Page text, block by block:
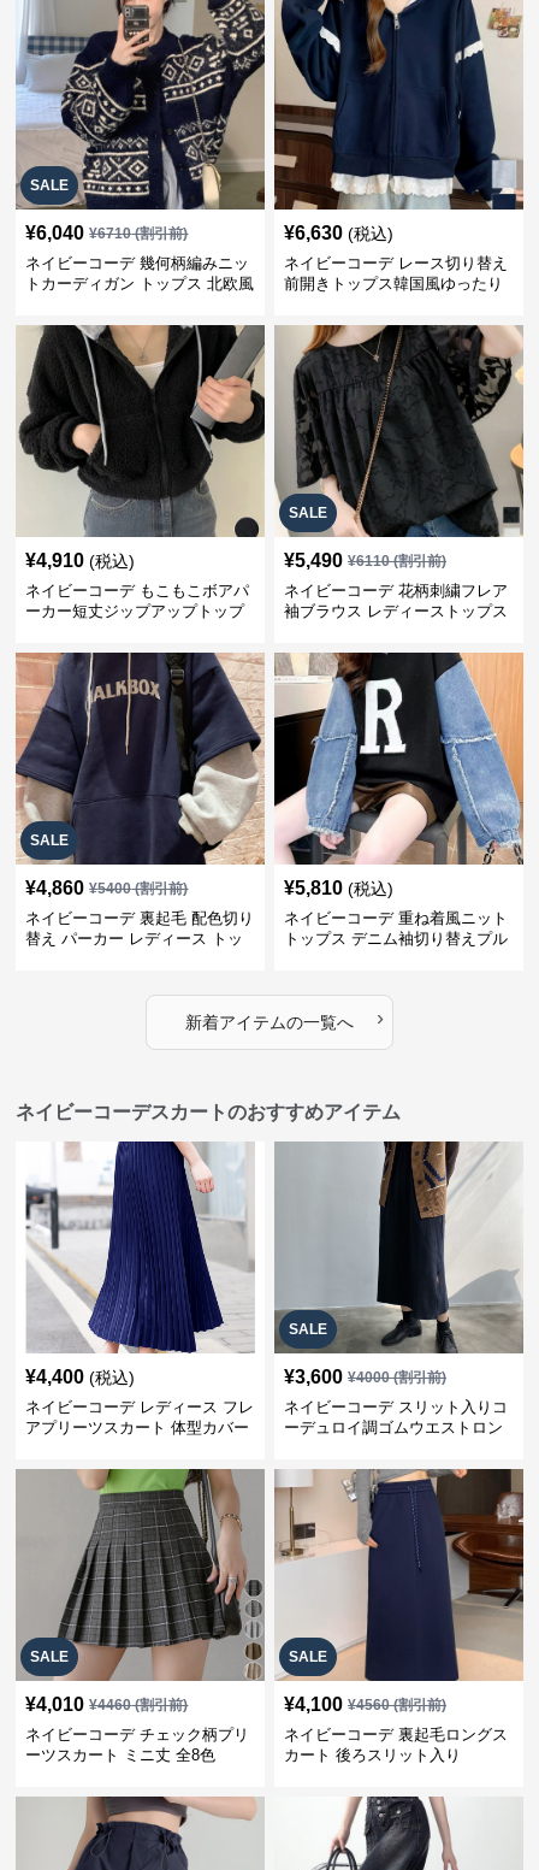
SALE
¥6,040 ¥6710(割引前)
ネイビーコーデ 幾何柄編みニッ
トカーディガン トップス 北欧風
¥6,630 (税込)
ネイビーコーデ レース切り替え
前開きトップス韓国風ゆったり
¥4,910 (税込)
ネイビーコーデ もこもこボアパ
ーカー短丈ジップアップトップ
SALE
¥5,490 ¥6110(割引前)
ネイビーコーデ 花柄刺繍フレア
袖ブラウス レディーストップス
SALE
¥4,860 ¥5400(割引前)
ネイビーコーデ 裏起毛 配色切り
替え パーカー レディース トッ
¥5,810 (税込)
ネイビーコーデ 重ね着風ニット
トップス デニム袖切り替えプル
新着アイテムの一覧へ ›
ネイビーコーデスカートのおすすめアイテム
¥4,400 (税込)
ネイビーコーデ レディース フレ
アプリーツスカート 体型カバー
ト
SALE
¥3,600 ¥4000(割引前)
ネイビーコーデ スリット入りコ
ーデュロイ調ゴムウエストロン
SALE
¥4,010 ¥4460(割引前)
ネイビーコーデ チェック柄プリ
ーツスカート ミニ丈 全8色
SALE
¥4,100 ¥4560(割引前)
ネイビーコーデ 裏起毛ロングス
カート 後ろスリット入り